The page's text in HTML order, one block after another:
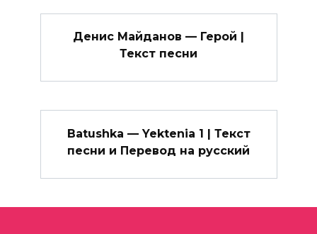
Денис Майданов — Герой |
Текст песни
Batushka — Yektenia 1 | Текст
песни и Перевод на русский